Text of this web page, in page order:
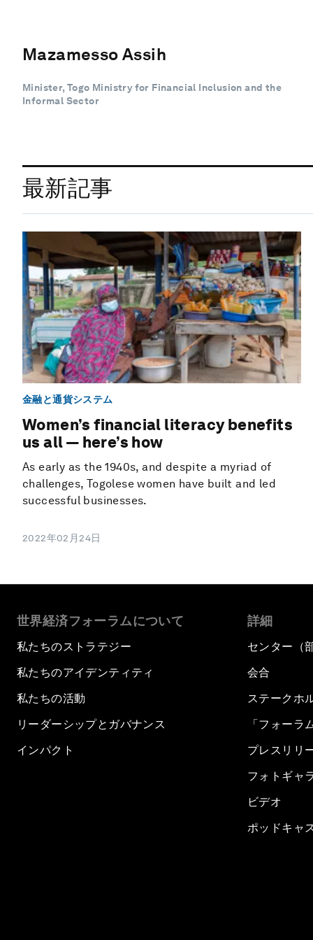
Mazamesso Assih
Minister, Togo Ministry for Financial Inclusion and the
Informal Sector
最新記事
金融と通貨システム
Women’s financial literacy benefits
us all — here’s how
As early as the 1940s, and despite a myriad of
challenges, Togolese women have built and led
successful businesses.
2022年02月24日
世界経済フォーラムについて
私たちのストラテジー
私たちのアイデンティティ
私たちの活動
リーダーシップとガバナンス
インパクト
詳細
センター（
会合
ステークホ
「フォーラ
プレスリリ
フォトギャ
ビデオ
ポッドキャ